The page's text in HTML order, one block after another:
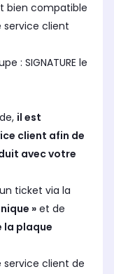
bien compatible
service client
le
il est
client afin de
avec votre
ticket via la
» et de
la plaque
client de